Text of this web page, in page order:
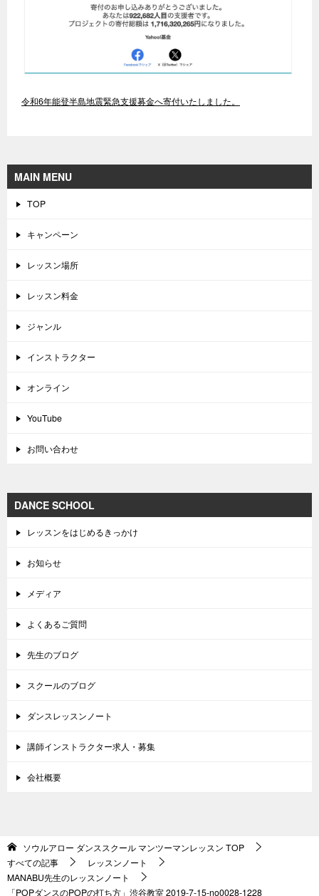
令和6年能登半島地震緊急支援募金へ寄付いたしました。
MAIN MENU
TOP
キャンペーン
レッスン場所
レッスン料金
ジャンル
インストラクター
オンライン
YouTube
お問い合わせ
DANCE SCHOOL
レッスンをはじめるきっかけ
お知らせ
メディア
よくあるご質問
先生のブログ
スクールのブログ
ダンスレッスンノート
講師インストラクター求人・募集
会社概要
ソウルアロー ダンススクール マンツーマンレッスン TOP
すべての記事
レッスンノート
MANABU先生のレッスンノート
「POPダンスのPOPの打ち方」渋谷教室 2019-7-15-­no0028-­1228